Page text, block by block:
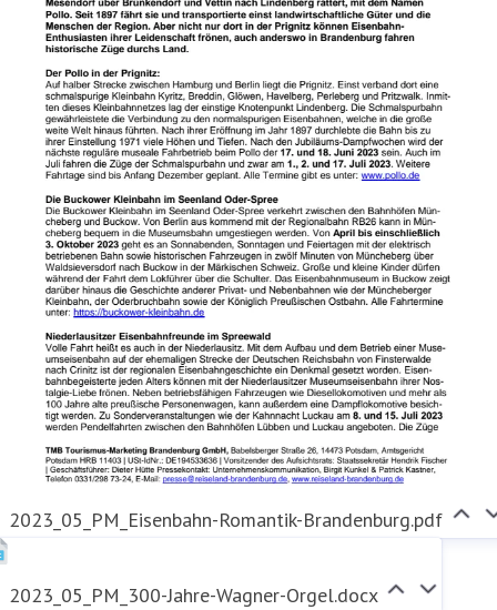
2023_05_PM_Eisenbahn-Romantik-Brandenburg.pdf
2023_05_PM_300-Jahre-Wagner-Orgel.docx